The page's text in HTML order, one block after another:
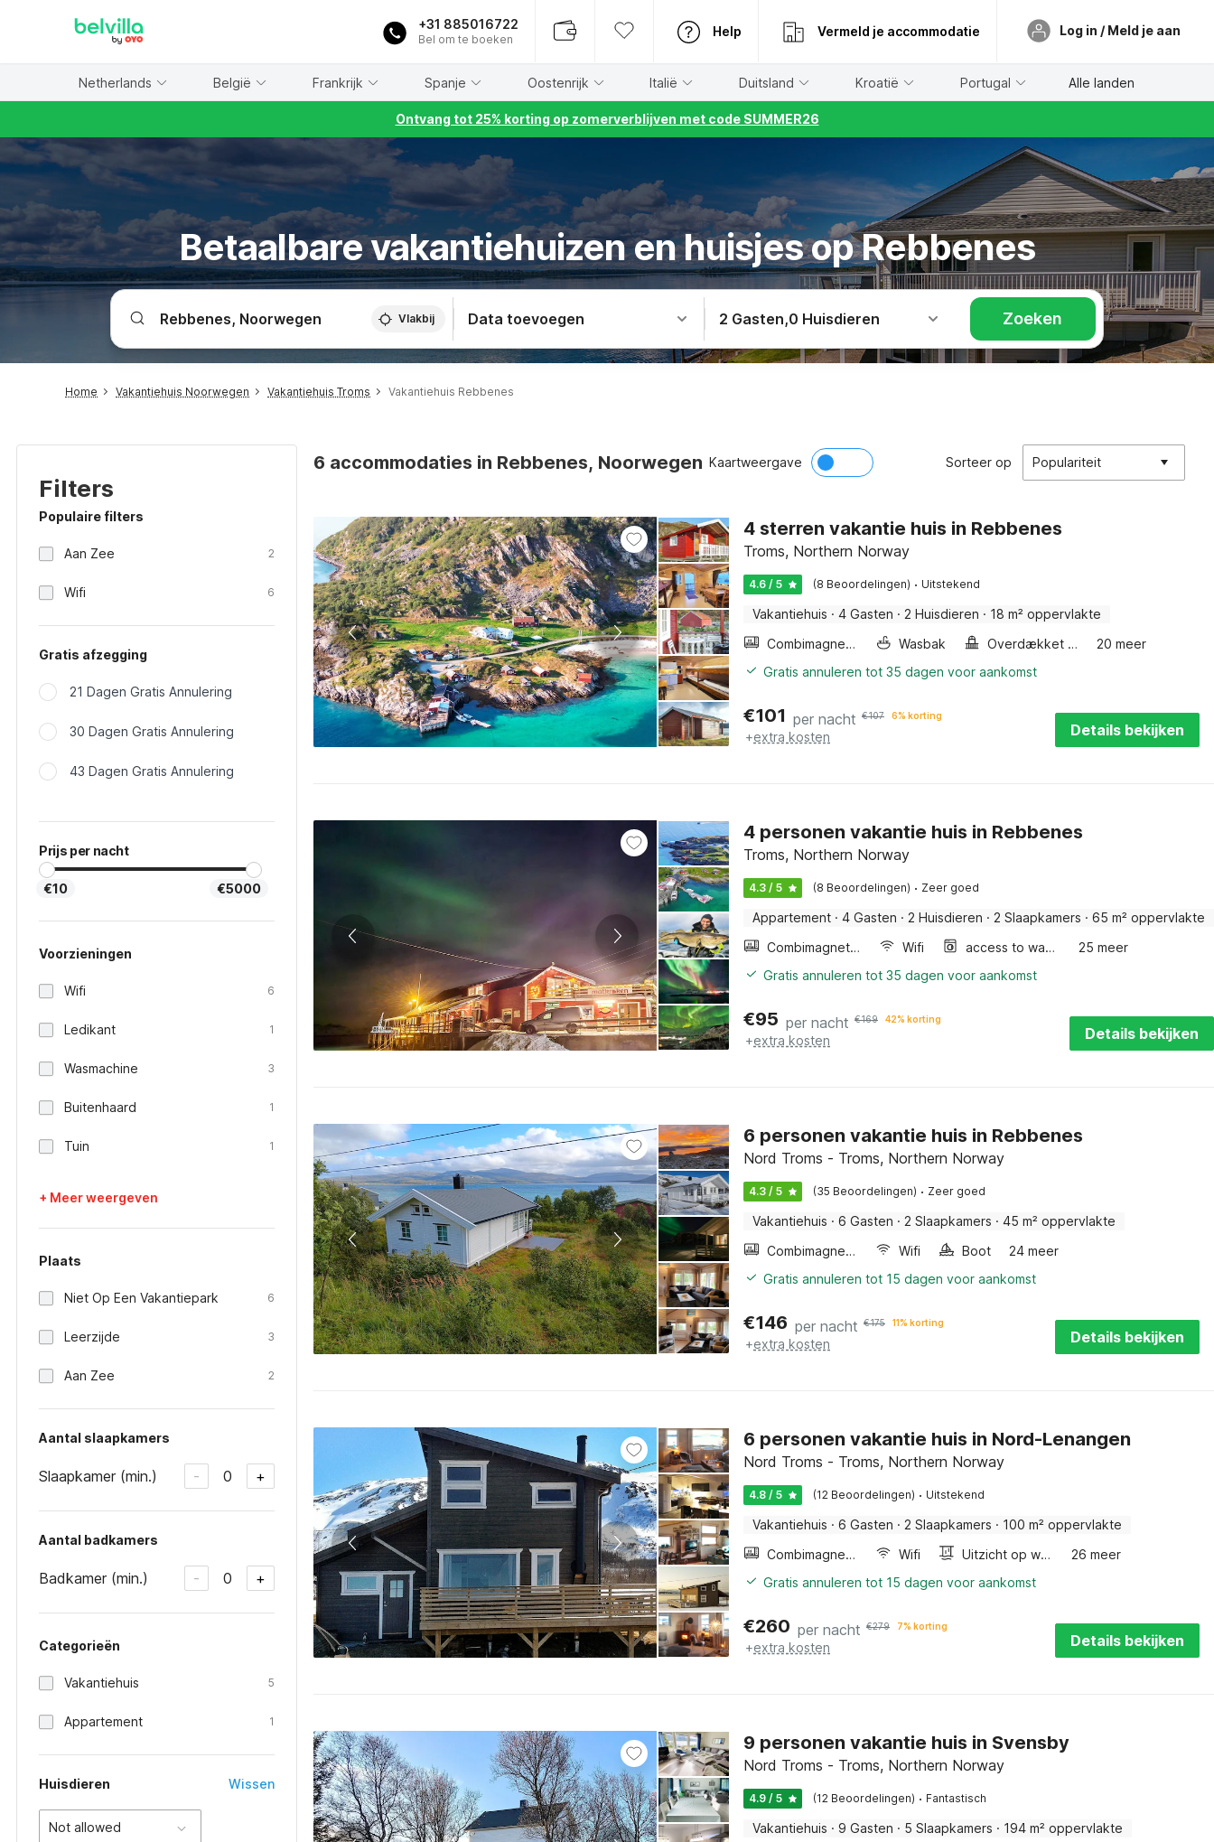
+31 885016722
Bel om te boeken
Help Vermeld je accommodatie Log in / Meld je aan
Netherlands België Frankrijk Spanje Oostenrijk Italië Duitsland Kroatië Portugal Alle landen
Ontvang tot 25% korting op zomerverblijven met code SUMMER26
Betaalbare vakantiehuizen en huisjes op Rebbenes
Vlakbij Data toevoegen 2 Gasten,0 Huisdieren Zoeken
Home Vakantiehuis Noorwegen Vakantiehuis Troms Vakantiehuis Rebbenes
Filters
Populaire filters
Aan Zee 2
Wifi 6
Gratis afzegging
21 Dagen Gratis Annulering
30 Dagen Gratis Annulering
43 Dagen Gratis Annulering
Prijs per nacht
€10 €5000
Voorzieningen
Wifi 6
Ledikant 1
Wasmachine 3
Buitenhaard 1
Tuin 1
+ Meer weergeven
Plaats
Niet Op Een Vakantiepark 6
Leerzijde 3
Aan Zee 2
Aantal slaapkamers
Slaapkamer (min.) - 0 +
Aantal badkamers
Badkamer (min.) - 0 +
Categorieën
Vakantiehuis 5
Appartement 1
Huisdieren Wissen
Not allowed
6 accommodaties in Rebbenes, Noorwegen Kaartweergave Sorteer op Populariteit
4 sterren vakantie huis in Rebbenes
Troms, Northern Norway
4.6 / 5 (8 Beoordelingen) · Uitstekend
Vakantiehuis · 4 Gasten · 2 Huisdieren · 18 m² oppervlakte
Combimagnetron
Wasbak Overdækket Terrasse
20 meer
Gratis annuleren tot 35 dagen voor aankomst
€101 per nacht €107 6% korting
+extra kosten Details bekijken
4 personen vakantie huis in Rebbenes
Troms, Northern Norway
4.3 / 5 (8 Beoordelingen) · Zeer goed
Appartement · 4 Gasten · 2 Huisdieren · 2 Slaapkamers · 65 m² oppervlakte
Combimagnetron
Wifi access to washing machine
25 meer
Gratis annuleren tot 35 dagen voor aankomst
€95 per nacht €169 42% korting
+extra kosten Details bekijken
6 personen vakantie huis in Rebbenes
Nord Troms - Troms, Northern Norway
4.3 / 5 (35 Beoordelingen) · Zeer goed
Vakantiehuis · 6 Gasten · 2 Slaapkamers · 45 m² oppervlakte
Combimagnetron
Wifi Boot
24 meer
Gratis annuleren tot 15 dagen voor aankomst
€146 per nacht €175 11% korting
+extra kosten Details bekijken
6 personen vakantie huis in Nord-Lenangen
Nord Troms - Troms, Northern Norway
4.8 / 5 (12 Beoordelingen) · Uitstekend
Vakantiehuis · 6 Gasten · 2 Slaapkamers · 100 m² oppervlakte
Combimagnetron
Wifi Uitzicht op water
26 meer
Gratis annuleren tot 15 dagen voor aankomst
€260 per nacht €279 7% korting
+extra kosten Details bekijken
9 personen vakantie huis in Svensby
Nord Troms - Troms, Northern Norway
4.9 / 5 (12 Beoordelingen) · Fantastisch
Vakantiehuis · 9 Gasten · 5 Slaapkamers · 194 m² oppervlakte